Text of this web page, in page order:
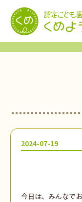
2024-07-19
今日は、みんなで